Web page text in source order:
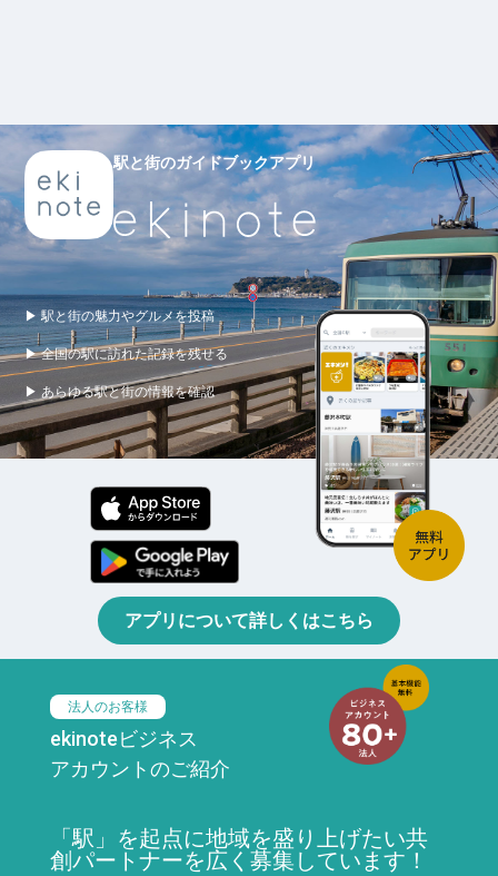
駅と街のガイドブックアプリ
▶ 駅と街の魅力やグルメを投稿
▶ 全国の駅に訪れた記録を残せる
▶ あらゆる駅と街の情報を確認
アプリについて詳しくはこちら
法人のお客様
ekinoteビジネス
アカウントのご紹介
「駅」を起点に地域を盛り上げたい共
創パートナーを広く募集しています！